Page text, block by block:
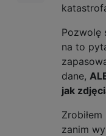
Pozwolę
na to
dane,
jak
zanim